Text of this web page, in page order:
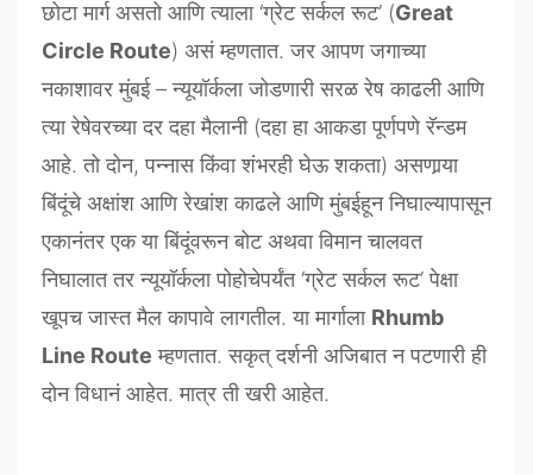
छोटा मार्ग असतो आणि त्याला ‘ग्रेट सर्कल रूट’ (Great
Circle Route) असं म्हणतात. जर आपण जगाच्या
नकाशावर मुंबई – न्यूयॉर्कला जोडणारी सरळ रेष काढली आणि
त्या रेषेवरच्या दर दहा मैलानी (दहा हा आकडा पूर्णपणे रॅन्डम
आहे. तो दोन, पन्नास किंवा शंभरही घेऊ शकता) असणार्‍या
बिंदूंचे अक्षांश आणि रेखांश काढले आणि मुंबईहून निघाल्यापासून
एकानंतर एक या बिंदूंवरून बोट अथवा विमान चालवत
निघालात तर न्यूयॉर्कला पोहोचेपर्यंत ‘ग्रेट सर्कल रूट’ पेक्षा
खूपच जास्त मैल कापावे लागतील. या मार्गाला Rhumb
Line Route म्हणतात. सकृत् दर्शनी अजिबात न पटणारी ही
दोन विधानं आहेत. मात्र ती खरी आहेत.